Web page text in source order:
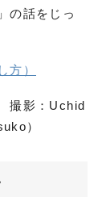
の話をじっ
方）
撮影：Uchid
）